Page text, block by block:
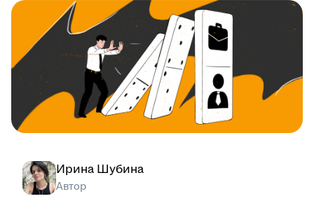
Ирина Шубина
Автор